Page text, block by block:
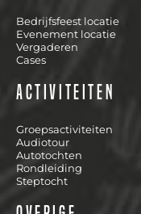
Bedrijfsfeest locatie
Evenement locatie
Vergaderen
Cases
Activiteiten
Groepsactiviteiten
Audiotour
Autotochten
Rondleiding
Steptocht